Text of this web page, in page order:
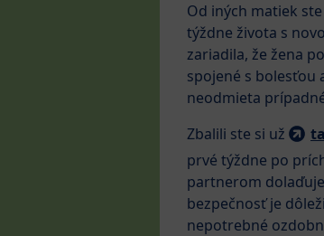
Od iných matiek
týždne života s
zariadila, že žena
spojené s bolesťou
neodmieta
Zbalili ste si už
prvé týždne po
partnerom
bezpečnosť je
nepotrebné